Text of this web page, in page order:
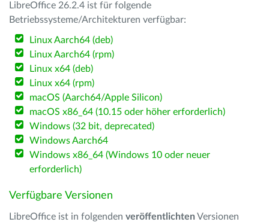
LibreOffice 26.2.4 ist für folgende
Betriebssysteme/Architekturen verfügbar:
Linux Aarch64 (deb)
Linux Aarch64 (rpm)
Linux x64 (deb)
Linux x64 (rpm)
macOS (Aarch64/Apple Silicon)
macOS x86_64 (10.15 oder höher erforderlich)
Windows (32 bit, deprecated)
Windows Aarch64
Windows x86_64 (Windows 10 oder neuer
erforderlich)
Verfügbare Versionen
LibreOffice ist in folgenden veröffentlichten Versionen